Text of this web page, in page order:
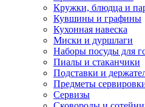
Кружки, блюдца и
Кувшины и графины
Кухонная навеска
Миски и дуршлаги
Наборы посуды для
Пиалы и стаканчики
Подставки и
Предметы
Сервизы